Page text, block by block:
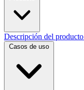
Descripción del producto